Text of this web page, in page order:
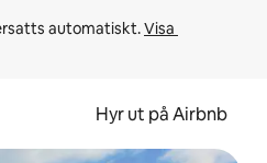
automatiskt. Visa
Hyr ut på Airbnb